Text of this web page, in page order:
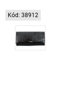
Kód: 38912